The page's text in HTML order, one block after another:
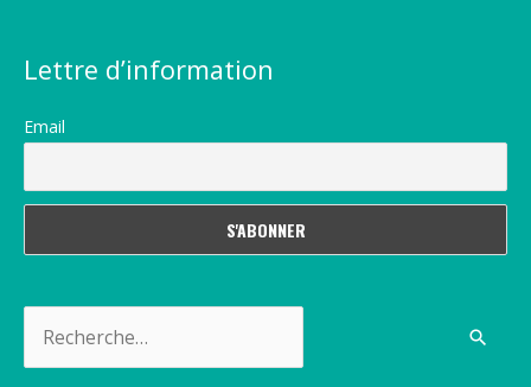
Lettre d’information
Email